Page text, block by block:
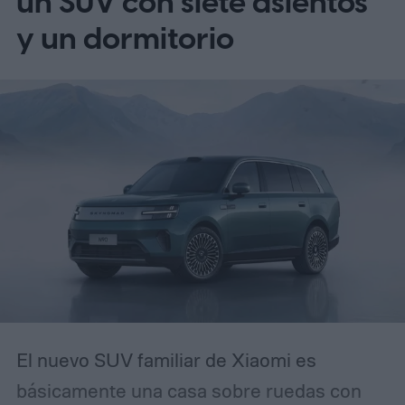
una vulnerabilidad de seguridad. En
cambio, se basa en algo mucho más
efectivo: crear un sentido de urgencia. Si
restringida a menos que actúes de
inmediato, reconocerás el patrón. La
diferencia es que esta campaña se ha
pulido lo suficiente como para que incluso
confundirla con la realidad.
y un dormitorio
El nuevo SUV familiar de Xiaomi es
básicamente una casa sobre ruedas con